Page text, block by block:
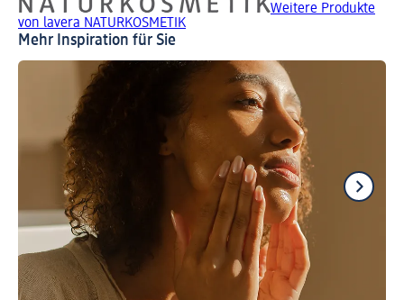
Weitere Produkte
von lavera NATURKOSMETIK
Mehr Inspiration für Sie